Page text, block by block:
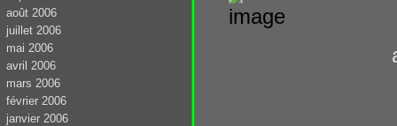
août 2006
juillet 2006
mai 2006
avril 2006
mars 2006
février 2006
janvier 2006